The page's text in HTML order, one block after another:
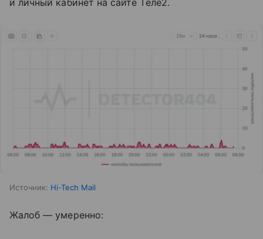
Источник: Hi-Tech Mail
Жалоб — умеренно: